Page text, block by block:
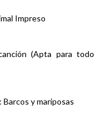
Impreso
(Apta para todo
Barcos y mariposas